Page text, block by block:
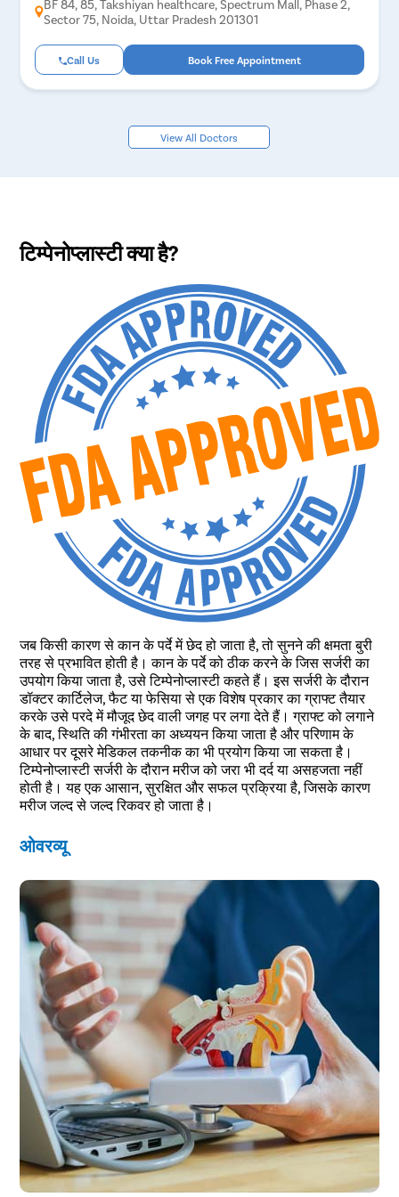
BF 84, 85, Takshiyan healthcare, Spectrum Mall, Phase 2,
Sector 75, Noida, Uttar Pradesh 201301
Call Us Book Free Appointment
View All Doctors
टिम्पेनोप्लास्टी क्या है?
जब किसी कारण से कान के पर्दे में छेद हो जाता है, तो सुनने की क्षमता बुरी
तरह से प्रभावित होती है। कान के पर्दे को ठीक करने के जिस सर्जरी का
उपयोग किया जाता है, उसे टिम्पेनोप्लास्टी कहते हैं। इस सर्जरी के दौरान
डॉक्टर कार्टिलेज, फैट या फेसिया से एक विशेष प्रकार का ग्राफ्ट तैयार
करके उसे परदे में मौजूद छेद वाली जगह पर लगा देते हैं। ग्राफ्ट को लगाने
के बाद, स्थिति की गंभीरता का अध्ययन किया जाता है और परिणाम के
आधार पर दूसरे मेडिकल तकनीक का भी प्रयोग किया जा सकता है।
टिम्पेनोप्लास्टी सर्जरी के दौरान मरीज को जरा भी दर्द या असहजता नहीं
होती है। यह एक आसान, सुरक्षित और सफल प्रक्रिया है, जिसके कारण
मरीज जल्द से जल्द रिकवर हो जाता है।
ओवरव्यू